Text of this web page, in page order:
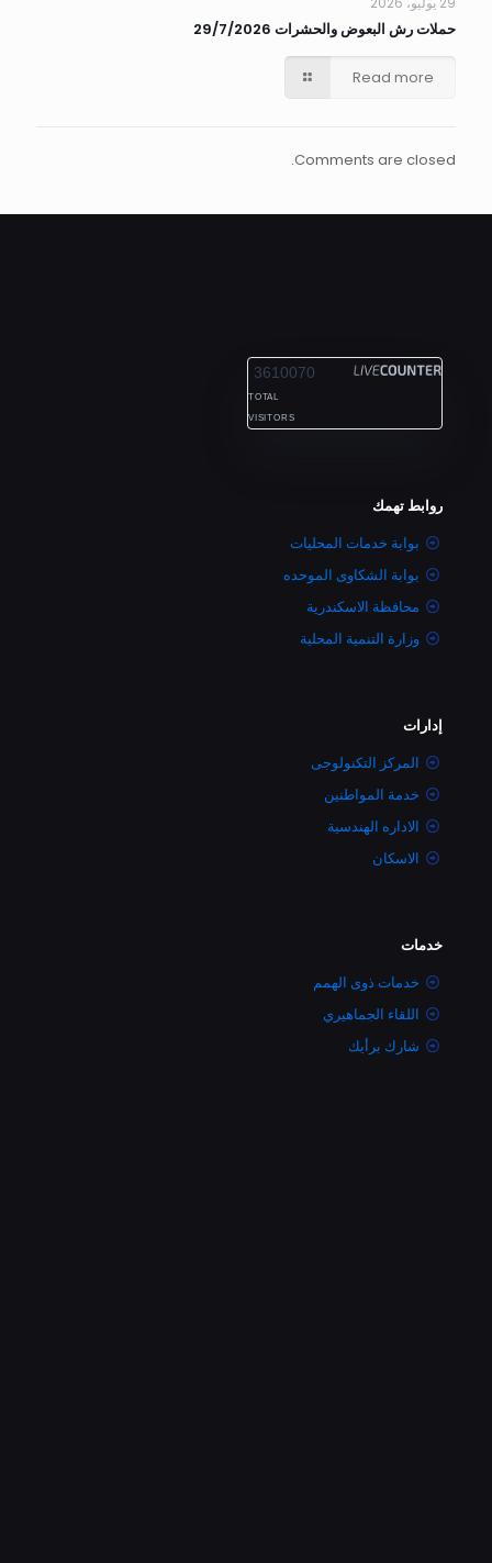
حملات رش البعوض والحشرات 29/7/2026
Read more
Comments are closed.
3610070
TOTAL
VISITORS
روابط تهمك
بوابة خدمات المحليات
بوابة الشكاوى الموحده
محافظة الاسكندرية
وزارة التنمية المحلية
إدارات
المركز التكنولوجى
خدمة المواطنين
الاداره الهندسية
الاسكان
خدمات
خدمات ذوى الهمم
اللقاء الجماهيري
شارك برأيك